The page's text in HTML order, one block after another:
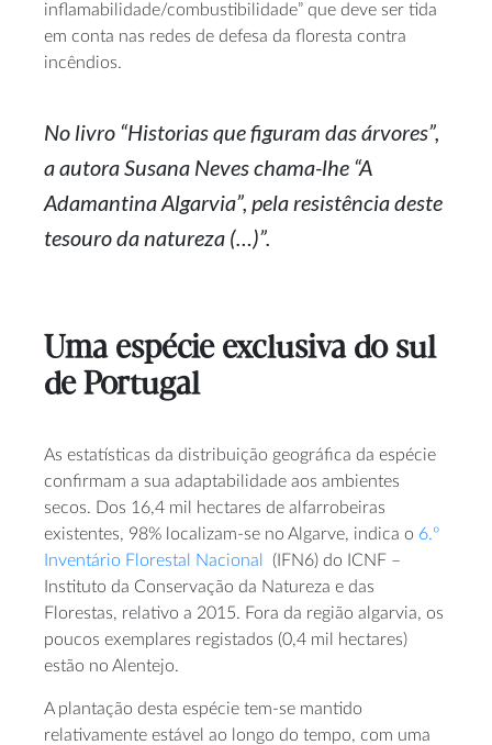
inflamabilidade/combustibilidade” que deve ser tida
em conta nas redes de defesa da floresta contra
incêndios.
No livro “Historias que figuram das árvores”,
a autora Susana Neves chama-lhe “A
Adamantina Algarvia”, pela resistência deste
tesouro da natureza (…)”.
Uma espécie exclusiva do sul
de Portugal
As estatísticas da distribuição geográfica da espécie
confirmam a sua adaptabilidade aos ambientes
secos. Dos 16,4 mil hectares de alfarrobeiras
existentes, 98% localizam-se no Algarve, indica o 6.º
Inventário Florestal Nacional
(IFN6) do ICNF –
Instituto da Conservação da Natureza e das
Florestas, relativo a 2015. Fora da região algarvia, os
poucos exemplares registados (0,4 mil hectares)
estão no Alentejo.
A plantação desta espécie tem-se mantido
relativamente estável ao longo do tempo, com uma